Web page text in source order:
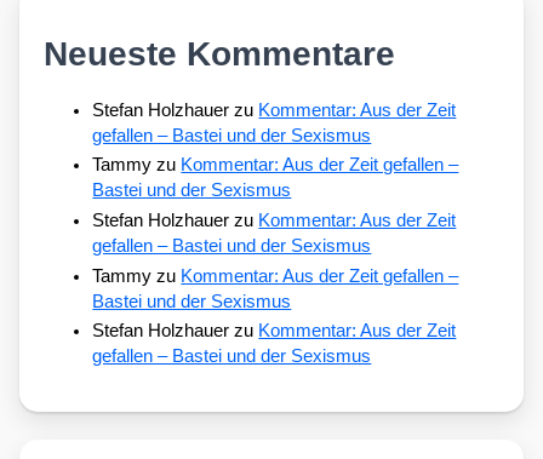
Neueste Kommentare
Stefan Holzhauer zu Kommentar: Aus der Zeit
gefallen – Bastei und der Sexismus
Tammy zu Kommentar: Aus der Zeit gefallen –
Bastei und der Sexismus
Stefan Holzhauer zu Kommentar: Aus der Zeit
gefallen – Bastei und der Sexismus
Tammy zu Kommentar: Aus der Zeit gefallen –
Bastei und der Sexismus
Stefan Holzhauer zu Kommentar: Aus der Zeit
gefallen – Bastei und der Sexismus